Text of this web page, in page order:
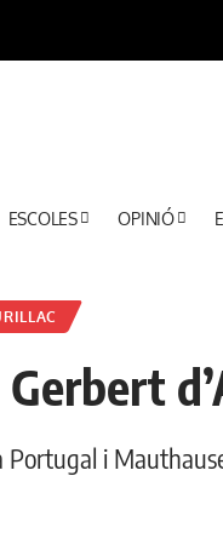
ESCOLES OPINIÓ
Gerbert
i